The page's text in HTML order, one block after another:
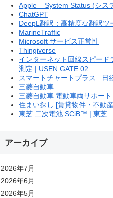
Apple – System Status (シス
ChatGPT
DeepL翻訳：高精度な翻訳ツ
MarineTraffic
Microsoft サービス正常性
Thingiverse
インターネット回線スピード
測定 | USEN GATE 02
スマートチャートプラス : 日
三菱自動車
三菱自動車 電動車両サポート
住まい探し [賃貸物件・不動
東芝 二次電池 SCiB™ | 東芝
アーカイブ
2026年7月
2026年6月
2026年5月